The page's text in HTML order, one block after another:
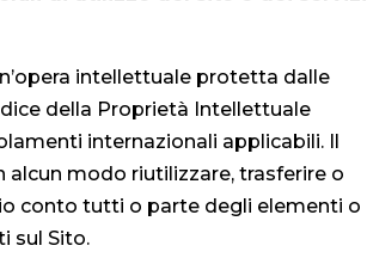
intellettuale protetta dalle
della Proprietà Intellettuale
internazionali applicabili. Il
alcun modo riutilizzare, trasferire o
conto tutti o parte degli elementi o
sul Sito.